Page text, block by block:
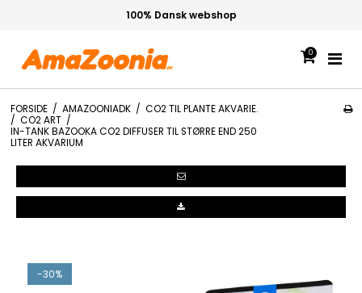
100% Dansk webshop
0
FORSIDE / AMAZOONIADK / CO2 TIL PLANTE AKVARIE.
/ CO2 ART /
IN-TANK BAZOOKA CO2 DIFFUSER TIL STØRRE END 250
LITER AKVARIUM
-30%